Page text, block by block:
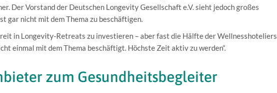
Der Vorstand der Deutschen Longevity Gesellschaft e.V. sieht jedoch großes
gar nicht mit dem Thema zu beschäftigen.
in Longevity-Retreats zu investieren – aber fast die Hälfte der Wellnesshoteliers
einmal mit dem Thema beschäftigt. Höchste Zeit aktiv zu werden“.
zum Gesundheitsbegleiter